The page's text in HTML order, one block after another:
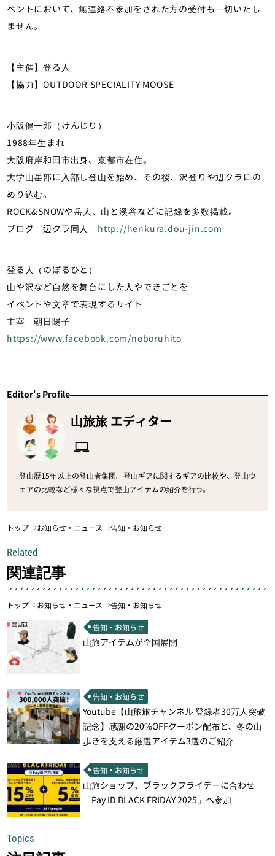
ベントにおいて、無連絡不参加をされた方の受付も一切いたし
ません。
【主催】登る人
【協力】OUTDOOR SPECIALITY MOOSE
小阪健一郎（けんじり）
1988年生まれ
大阪府岸和田市出身、京都市在住。
大学山岳部に入部し登山を始め、その後、沢登りや辺クラにの
めり込む。
ROCK&SNOWや岳人、山と溪谷などに記録を多数掲載。
ブログ 辺クラ同人 http://henkura.dou-jin.com
登る人（のぼるひと）
山や沢など自然を舞台にした人やできごとを
イベントや文章で表現するサイト
主宰 朝日陽子
https://www.facebook.com/noboruhito
Editor's Profile
山旅旅 エディター
登山歴15年以上の登山者集団。登山ギアに関するギアの比較や、登山ウ
ェアの比較など様々な視点で登山アイテムの紹介を行う。
トップ お知らせ・ニュース 告知・お知らせ
Related
関連記事
トップ お知らせ・ニュース 告知・お知らせ
告知・お知らせ
山旅アイテムが全国展開
告知・お知らせ
Youtube【山旅旅チャンネル 登録者30万人突破
記念】感謝の20%OFFクーポン配布と、冬の山
歩きを支える厳選アイテム3選のご紹介
告知・お知らせ
山旅ショップ、ブラックフライデーに合わせ
「Pay ID BLACK FRIDAY 2025」へ参加
Topics